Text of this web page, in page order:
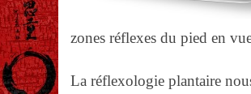
zones réflexes du pied en
La réflexologie plantaire